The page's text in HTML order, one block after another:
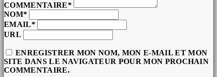
COMMENTAIRE*
NOM*
EMAIL*
URL
ENREGISTRER MON NOM, MON E-MAIL ET MON
SITE DANS LE NAVIGATEUR POUR MON PROCHAIN
COMMENTAIRE.